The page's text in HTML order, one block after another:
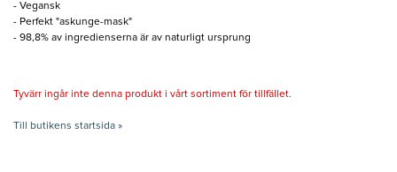
- Vegansk
- Perfekt "askunge-mask"
- 98,8% av ingredienserna är av naturligt ursprung
Tyvärr ingår inte denna produkt i vårt sortiment för tillfället.
Till butikens startsida »